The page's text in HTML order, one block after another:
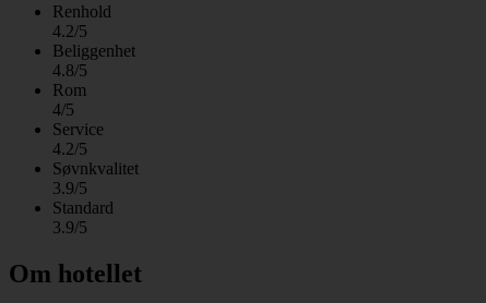
Renhold
4.2/5
Beliggenhet
4.8/5
Rom
4/5
Service
4.2/5
Søvnkvalitet
3.9/5
Standard
3.9/5
Om hotellet